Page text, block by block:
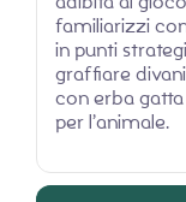
familiarizzi
in punti
graffiare
con erba
per l’animale.